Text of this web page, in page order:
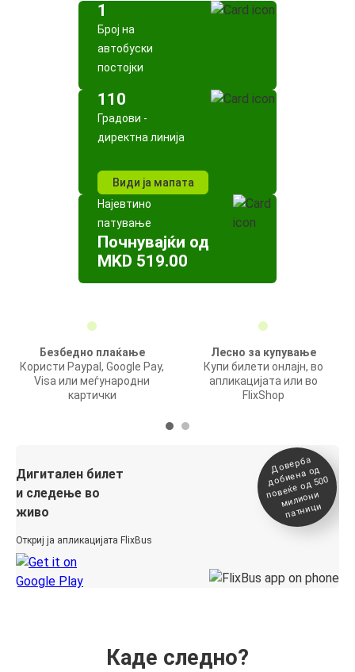
1
Број на
автобуски
постојки
110
Градови -
директна линија
Види ја мапата
Најевтино
патување
Почнувајќи од
MKD 519.00
Безбедно плаќање
Користи Paypal, Google Pay,
Visa или меѓународни
картички
Лесно за купување
Купи билети онлајн, во
апликацијата или во
FlixShop
Дигитален билет
и следење во
живо
Откриј ја апликацијата FlixBus
Доверба
добиена о
д
повеќе о
д 500
милиони
патници
Каде следно?